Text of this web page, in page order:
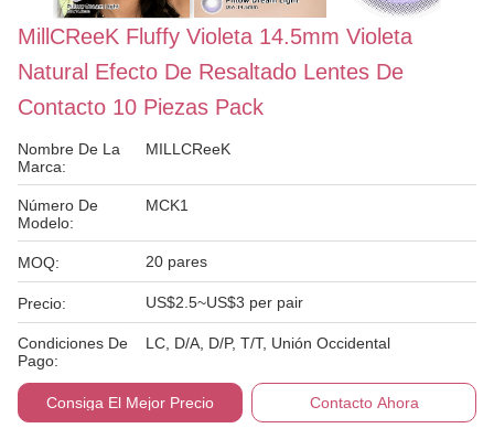
MillCReeK Fluffy Violeta 14.5mm Violeta
Natural Efecto De Resaltado Lentes De
Contacto 10 Piezas Pack
Nombre De La
Marca:
MILLCReeK
Número De
Modelo:
MCK1
MOQ: 20 pares
Precio: US$2.5~US$3 per pair
Condiciones De
Pago:
LC, D/A, D/P, T/T, Unión Occidental
Consiga El Mejor Precio Contacto Ahora